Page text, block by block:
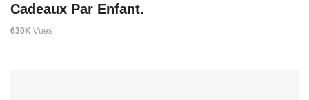
Cadeaux Par Enfant.
630K Vues